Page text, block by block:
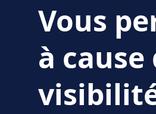
Vous
à